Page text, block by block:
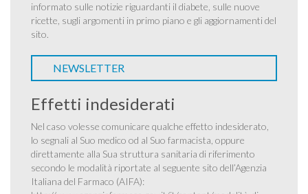
informato sulle notizie riguardanti il diabete, sulle nuove
ricette, sugli argomenti in primo piano e gli aggiornamenti del
sito.
NEWSLETTER
Effetti indesiderati
Nel caso volesse comunicare qualche effetto indesiderato,
lo segnali al Suo medico od al Suo farmacista, oppure
direttamente alla Sua struttura sanitaria di riferimento
secondo le modalità riportate al seguente sito dell’Agenzia
Italiana del Farmaco (AIFA):